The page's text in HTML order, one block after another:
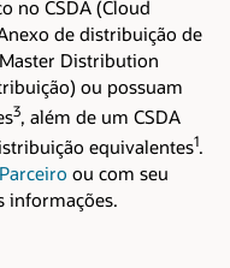
no CSDA (Cloud
de distribuição de
Distribution
ou possuam
3, além de um CSDA
equivalentes1.
ou com seu
informações.